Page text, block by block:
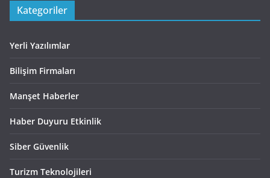
Kategoriler
Yerli Yazılımlar
Bilişim Firmaları
Manşet Haberler
Haber Duyuru Etkinlik
Siber Güvenlik
Turizm Teknolojileri